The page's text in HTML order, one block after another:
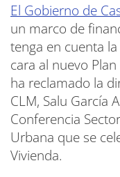
El Gobierno de
un marco de
tenga en cuenta
cara al nuevo Plan
ha reclamado la
CLM, Salu García
Conferencia
Urbana que se
Vivienda.